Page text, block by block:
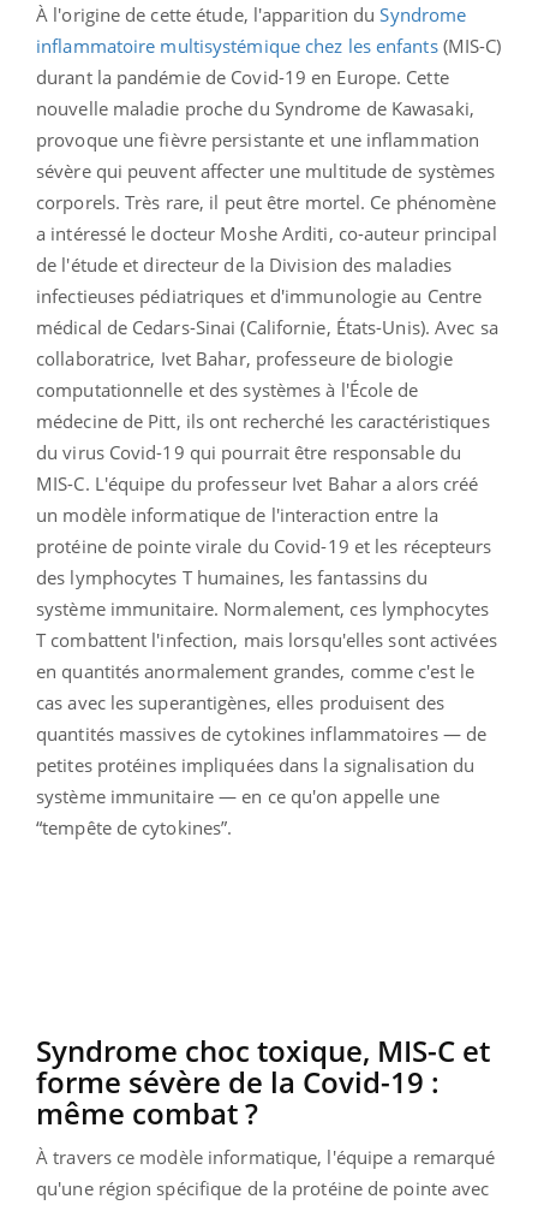
À l'origine de cette étude, l'apparition duSyndrome
inflammatoire multisystémique chez les enfants(MIS-C)
durant la pandémie de Covid-19 en Europe. Cette
nouvelle maladie proche du Syndrome de Kawasaki,
provoque une fièvre persistante et une inflammation
sévère qui peuvent affecter une multitude de systèmes
corporels. Très rare, il peut être mortel. Ce phénomène
a intéressé le docteur Moshe Arditi, co-auteur principal
de l'étude et directeur de la Division des maladies
infectieuses pédiatriques et d'immunologie au Centre
médical de Cedars-Sinai (Californie, États-Unis). Avec sa
collaboratrice, Ivet Bahar, professeure de biologie
computationnelle et des systèmes à l'École de
médecine de Pitt, ils ont recherché les caractéristiques
du virus Covid-19 qui pourrait être responsable du
MIS-C. L'équipe du professeur Ivet Bahar a alors créé
un modèle informatique de l'interaction entre la
protéine de pointe virale du Covid-19 et les récepteurs
des lymphocytes T humaines, les fantassins du
système immunitaire. Normalement, ces lymphocytes
T combattent l'infection, mais lorsqu'elles sont activées
en quantités anormalement grandes, comme c'est le
cas avec les superantigènes, elles produisent des
quantités massives de cytokines inflammatoires — de
petites protéines impliquées dans la signalisation du
système immunitaire — en ce qu'on appelle une
“tempête de cytokines”.
Syndrome choc toxique, MIS-C et
forme sévère de la Covid-19 :
même combat ?
À travers ce modèle informatique, l'équipe a remarqué
qu'une région spécifique de la protéine de pointe avec